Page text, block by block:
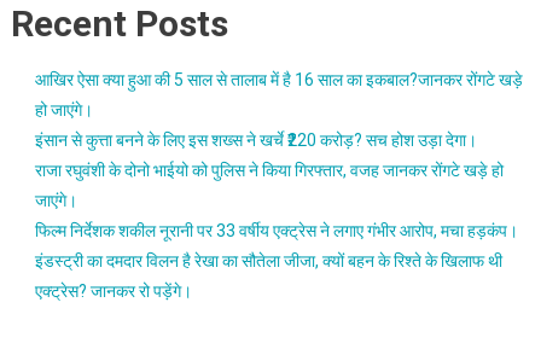
Recent Posts
आखिर ऐसा क्या हुआ की 5 साल से तालाब में है 16 साल का इकबाल?जानकर रोंगटे खड़े
हो जाएंगे।
इंसान से कुत्ता बनने के लिए इस शख्स ने खर्चे ₹220 करोड़? सच होश उड़ा देगा।
राजा रघुवंशी के दोनो भाईयो को पुलिस ने किया गिरफ्तार, वजह जानकर रोंगटे खड़े हो
जाएंगे।
फिल्म निर्देशक शकील नूरानी पर 33 वर्षीय एक्ट्रेस ने लगाए गंभीर आरोप, मचा हड़कंप।
इंडस्ट्री का दमदार विलन है रेखा का सौतेला जीजा, क्यों बहन के रिश्ते के खिलाफ थी
एक्ट्रेस? जानकर रो पड़ेंगे।